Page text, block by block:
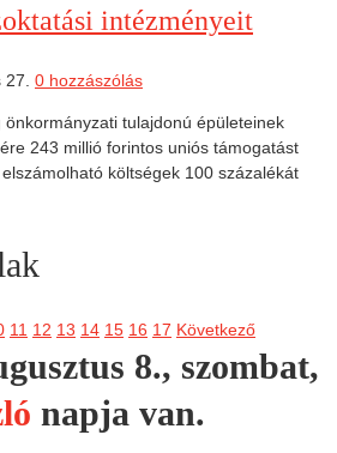
intézményeit
0 hozzászólás
tulajdonú épületeinek
243 millió forintos uniós támogatást
költségek 100 százalékát
11 12 13 14 15 16 17 Következő
8., szombat,
napja van.